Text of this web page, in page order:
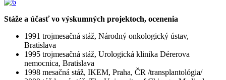
Stáže a účasť vo výskumných projektoch, ocenenia
1991 trojmesačná stáž, Národný onkologický ústav,
Bratislava
1995 trojmesačná stáž, Urologická klinika Dérerova
nemocnica, Bratislava
1998 mesačná stáž, IKEM, Praha, ČR /transplantológia/